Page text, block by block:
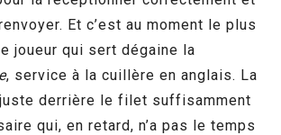
Et c’est au moment le plus
joueur qui sert dégaine la
, service à la cuillère en anglais. La
derrière le filet suffisamment
qui, en retard, n’a pas le temps